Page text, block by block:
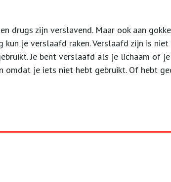
drugs zijn verslavend. Maar ook aan
kun je verslaafd raken. Verslaafd zijn is
Je bent verslaafd als je lichaam of
omdat je iets niet hebt gebruikt. Of hebt